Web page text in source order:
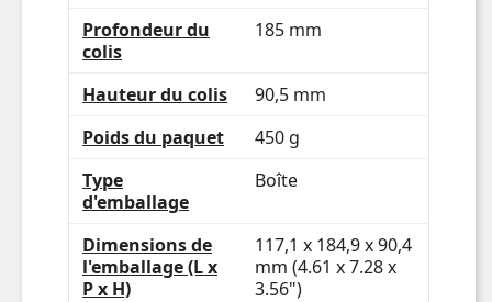
Profondeur du
colis
185 mm
Hauteur du colis
90,5 mm
Poids du paquet
450 g
Type
d'emballage
Boîte
Dimensions de
l'emballage (L x
P x H)
117,1 x 184,9 x 90,4
mm (4.61 x 7.28 x
3.56")